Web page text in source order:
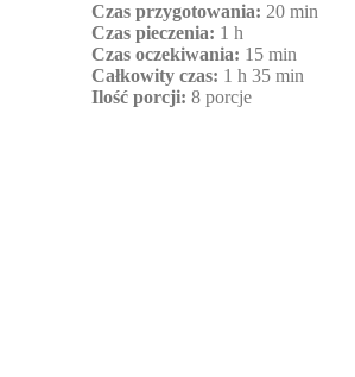
Czas przygotowania: 20 min
Czas pieczenia: 1 h
Czas oczekiwania: 15 min
Całkowity czas: 1 h 35 min
Ilość porcji: 8 porcje